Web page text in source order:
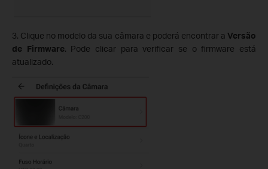
3. Clique no modelo da sua câmara e poderá encontrar a Versão
de Firmware. Pode clicar para verificar se o firmware está
atualizado.